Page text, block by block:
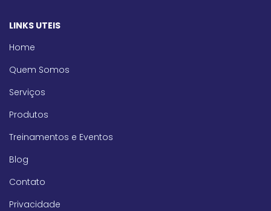
LINKS UTEIS
Home
Quem Somos
Serviços
Produtos
Treinamentos e Eventos
Blog
Contato
Privacidade